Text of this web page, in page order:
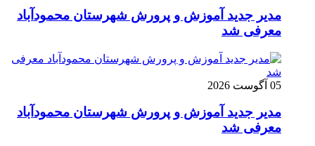
مدیر جدید آموزش و پرورش شهرستان محمودآباد
معرفی شد
05 آگوست 2026
مدیر جدید آموزش و پرورش شهرستان محمودآباد
معرفی شد